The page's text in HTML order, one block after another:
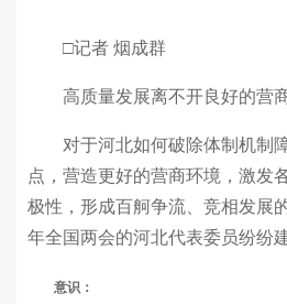
□记者 烟成群
高质量发展离不开良好的营商
对于河北如何破除体制机制
点，营造更好的营商环境，激发
极性，形成百舸争流、竞相发展
年全国两会的河北代表委员纷纷
意识：